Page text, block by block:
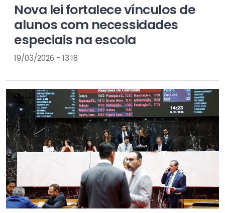
Nova lei fortalece vínculos de
alunos com necessidades
especiais na escola
19/03/2026 - 13:18